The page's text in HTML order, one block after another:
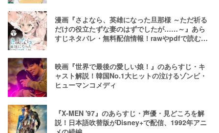
漫画『さよなら、英雄になった旦那様 ～ただ祈る
だけの役立たずな妻のはずでしたが……～』あら
すじネタバレ・無料配信情報！rawやpdfで読むの
映画『世界で最後の愛しい娘！』のあらすじ・キ
ャスト解説！韓国No.1大ヒットの泣けるゾンビ・
ヒューマンコメディ
『X-MEN '97』のあらすじ・声優・見どころを解
説！日本語吹替版がDisney+で配信、1992年アニ